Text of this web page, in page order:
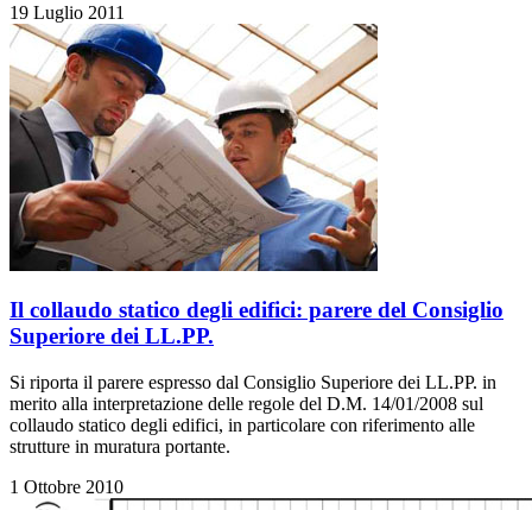
19 Luglio 2011
Il collaudo statico degli edifici: parere del Consiglio
Superiore dei LL.PP.
Si riporta il parere espresso dal Consiglio Superiore dei LL.PP. in
merito alla interpretazione delle regole del D.M. 14/01/2008 sul
collaudo statico degli edifici, in particolare con riferimento alle
strutture in muratura portante.
1 Ottobre 2010